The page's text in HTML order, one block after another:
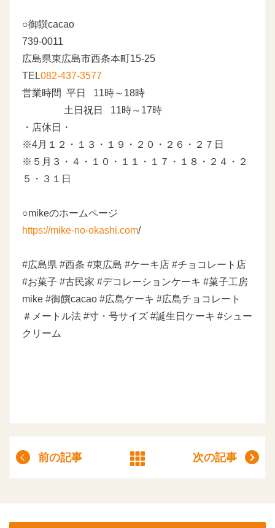
○御饌cacao
739-0011
広島県東広島市西条本町15-25
TEL082-437-3577
営業時間 平日 11時～18時
土日祝日 11時～17時
・店休日・
※4月１２・１３・１９・２０・２６・２７日
※５月３・４・１０・１１・１７・１８・２４・２
５・３１日
○mikeのホームページ
https://mike-no-okashi.com/
#広島県 #西条 #東広島 #ケーキ店 #チョコレート店
#お菓子 #古民家 #デコレーションケーキ #菓子工房
mike #御饌cacao #広島ケーキ #広島チョコレート
＃メートル法 #寸・号サイズ #誕生日ケーキ #シュー
クリーム
前の記事 次の記事